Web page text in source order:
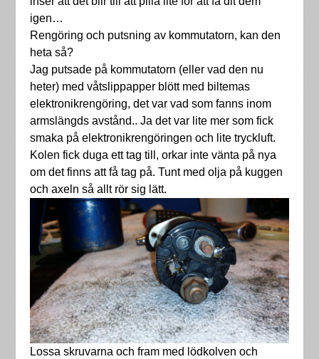
igen…
Rengöring och putsning av kommutatorn, kan den
heta så?
Jag putsade på kommutatorn (eller vad den nu
heter) med våtslippapper blött med biltemas
elektronikrengöring, det var vad som fanns inom
armslängds avstånd.. Ja det var lite mer som fick
smaka på elektronikrengöringen och lite tryckluft.
Kolen fick duga ett tag till, orkar inte vänta på nya
om det finns att få tag på. Tunt med olja på kuggen
och axeln så allt rör sig lätt.
Lossa skruvarna och fram med lödkolven och